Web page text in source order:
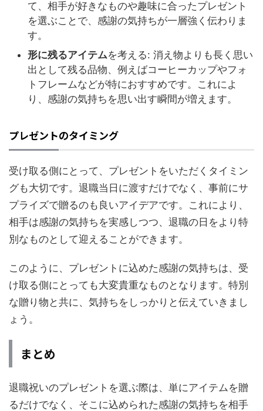
て、相手が好きなものや趣味に合ったプレゼント
を選ぶことで、感謝の気持ちが一層強く伝わりま
す。
形に残るアイテムを考える: 消え物よりも長く思い
出として残る品物、例えばコーヒーカップやフォ
トフレームなどが特におすすめです。これによ
り、感謝の気持ちを思い出す瞬間が増えます。
プレゼントのタイミング
受け取る側にとって、プレゼントをいただくタイミン
グも大切です。退職当日に渡すだけでなく、事前にサ
プライズで贈るのも良いアイデアです。これにより、
相手は感謝の気持ちを実感しつつ、退職の日をより特
別なものとして迎えることができます。
このように、プレゼントに込めた感謝の気持ちは、受
け取る側にとっても大変貴重なものとなります。特別
な贈り物と共に、気持ちをしっかりと伝えていきまし
ょう。
まとめ
退職祝いのプレゼントを選ぶ際は、単にアイテムを贈
るだけでなく、そこに込められた感謝の気持ちを相手